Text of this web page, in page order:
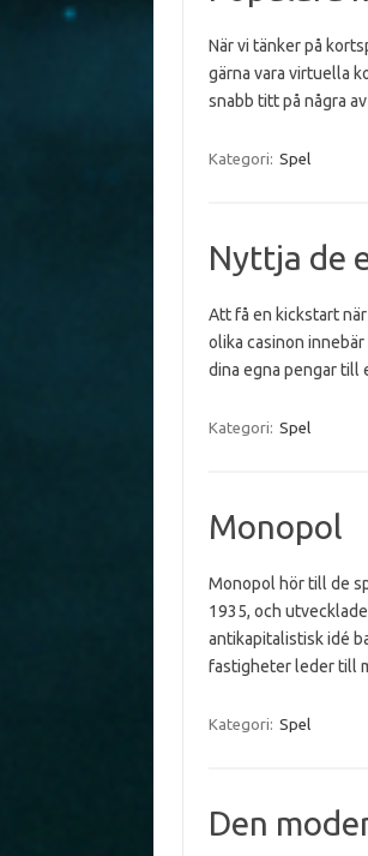
När vi tänker på
gärna vara virtuella
snabb titt på några
Kategori: Spel
Nyttja de
Att få en kickstart
olika casinon
dina egna pengar till
Kategori: Spel
Monopol
Monopol hör till de
1935, och
antikapitalistisk idé
fastigheter leder till
Kategori: Spel
Den